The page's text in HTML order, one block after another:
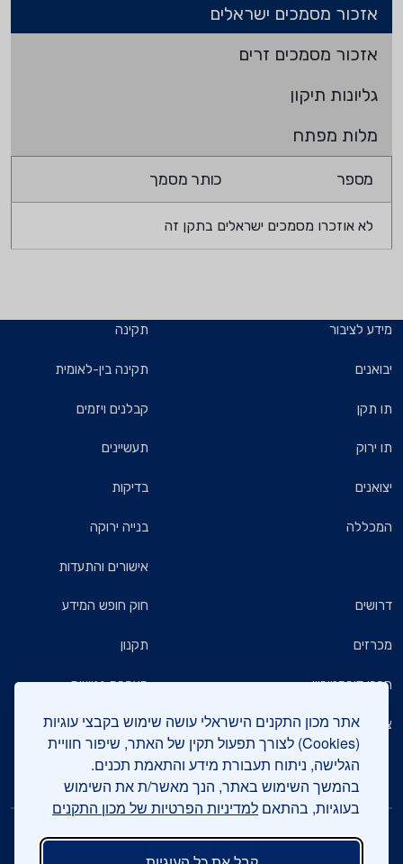
אתר מכון התקנים הישראלי עושה שימוש בקבצי עוגיות
(Cookies) לצורך תפעול תקין של האתר, שיפור חוויית
הגלישה, ניתוח תעבורת מידע והתאמת תכנים.
בהמשך השימוש באתר, הנך מאשר/ת את השימוש
בעוגיות, בהתאם למדיניות הפרטיות של מכון התקנים
אזכור מסמכים ישראלים
אזכור מסמכים זרים
גליונות תיקון
מלות מפתח
מספר כותר מסמך
לא אוזכרו מסמכים ישראלים בתקן זה
מידע לציבור
יבואנים
תו תקן
תו ירוק
יצואנים
המכללה
תקינה
תקינה בין-לאומית
קבלנים ויזמים
תעשיינים
בדיקות
בנייה ירוקה
אישורים והתעדות
דרושים
מכרזים
חברי דירקטוריון
צרו קשר
חוק חופש המידע
תקנון
הצהרת נגישות
מדיניות הגנת הפרטיות
שאלות ותשובות כלליות
עיקבו אחרינו